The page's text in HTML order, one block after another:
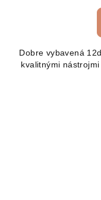
Dobre vybavená
kvalitnými